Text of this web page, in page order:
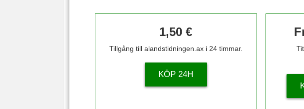
1,50 €
Tillgång till alandstidningen.ax i 24 timmar.
KÖP 24H